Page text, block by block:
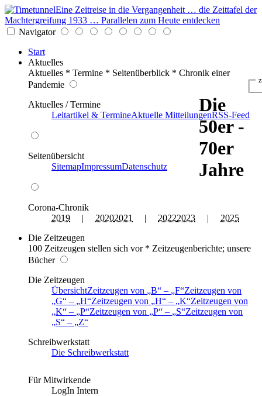
Eine Zeitreise in die Vergangenheit … die Zeittafel der
Machtergreifung 1933 … Parallelen zum Heute entdecken
Navigator
Start
Aktuelles
Aktuelles * Termine * Seitenüberblick * Chronik einer
Pandemie
Aktuelles / Termine
Leitartikel & TermineAktuelle MitteilungenRSS-Feed
Seitenübersicht
SitemapImpressumDatenschutz
Corona-Chronik
2019 | 20202021 | 20222023 | 2025
Die Zeitzeugen
100 Zeitzeugen stellen sich vor * Zeitzeugenberichte; unsere
Bücher
Die Zeitzeugen
ÜbersichtZeitzeugen von B – F Zeitzeugen von
G
– H Zeitzeugen von H – K Zeitzeugen von
K
– P Zeitzeugen von P – S Zeitzeugen von
S
–
Z
Schreibwerkstatt
Die Schreibwerkstatt
Für Mitwirkende
LogIn Intern
Die
50er -
70er
Jahre